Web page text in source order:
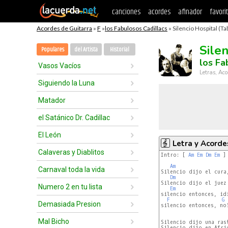
canciones acordes afinador
Acordes de Guitarra » F »los Fabulosos Cadillacs » Silencio Hospital
Populares del Artista Historial
Vasos Vacíos
Siguiendo la Luna
Matador
el Satánico Dr. Cadillac
El León
Calaveras y Diablitos
Carnaval toda la vida
Numero 2 en tu lista
Demasiada Presion
Mal Bicho
los
Letras,
Letra y
Intro: [ Am Em Dm Em ]
Am
Silencio dijo el cura,
Dm
Silencio dijo el juez
Em
silencio entonces,
F
G
silencio entonces, no!
Silencio dijo una